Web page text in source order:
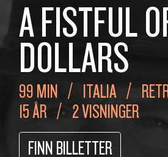
A FISTFUL
DOLLARS
99 MIN ITALIA
15 ÅR
2 VISNINGER
FINN BILLETTER